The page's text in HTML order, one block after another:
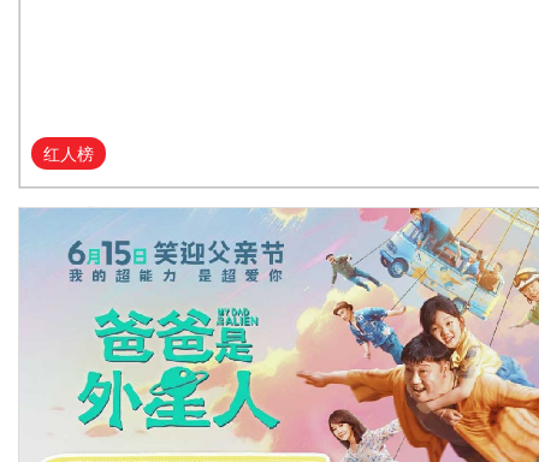
温系宜兰饶舌仔STACO新专辑《兰城话》用音乐上
故事
温系宜兰饶舌仔STACO创作题材多从家乡出发，作为以宜兰当创作
他擅长描述游子思乡情···…
红人榜